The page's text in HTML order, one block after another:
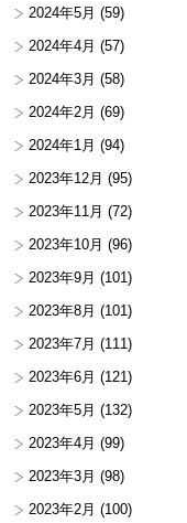
2024年5月 (59)
2024年4月 (57)
2024年3月 (58)
2024年2月 (69)
2024年1月 (94)
2023年12月 (95)
2023年11月 (72)
2023年10月 (96)
2023年9月 (101)
2023年8月 (101)
2023年7月 (111)
2023年6月 (121)
2023年5月 (132)
2023年4月 (99)
2023年3月 (98)
2023年2月 (100)